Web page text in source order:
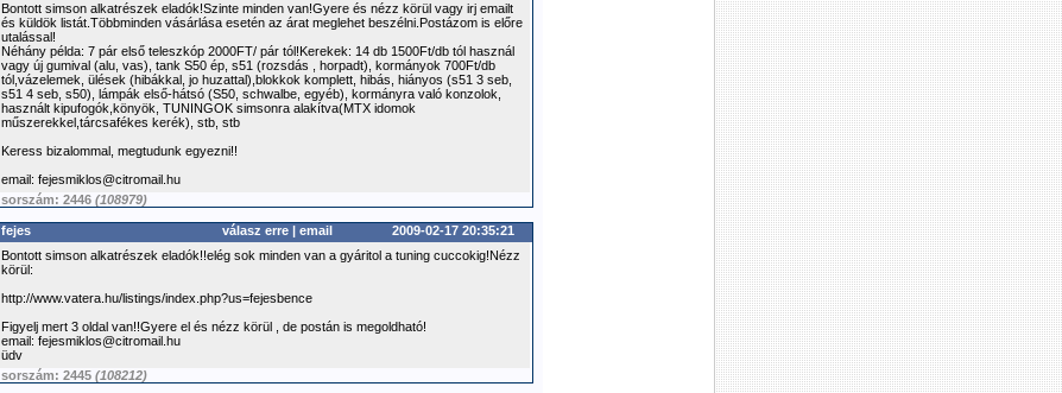
Bontott simson alkatrészek eladók!Szinte minden van!Gyere és nézz körül vagy irj emailt
és küldök listát.Többminden vásárlása esetén az árat meglehet beszélni.Postázom is előre
utalással!
Néhány példa: 7 pár első teleszkóp 2000FT/ pár tól!Kerekek: 14 db 1500Ft/db tól használ
vagy új gumival (alu, vas), tank S50 ép, s51 (rozsdás , horpadt), kormányok 700Ft/db
tól,vázelemek, ülések (hibákkal, jo huzattal),blokkok komplett, hibás, hiányos (s51 3 seb,
s51 4 seb, s50), lámpák első-hátsó (S50, schwalbe, egyéb), kormányra való konzolok,
használt kipufogók,könyök, TUNINGOK simsonra alakítva(MTX idomok
műszerekkel,tárcsafékes kerék), stb, stb
Keress bizalommal, megtudunk egyezni!!
email: fejesmiklos@citromail.hu
sorszám: 2446 (108979)
fejes válasz erre | email
2009-02-17 20:35:21
Bontott simson alkatrészek eladók!!elég sok minden van a gyáritol a tuning cuccokig!Nézz
körül:
http://www.vatera.hu/listings/index.php?us=fejesbence
Figyelj mert 3 oldal van!!Gyere el és nézz körül , de postán is megoldható!
email: fejesmiklos@citromail.hu
üdv
sorszám: 2445 (108212)